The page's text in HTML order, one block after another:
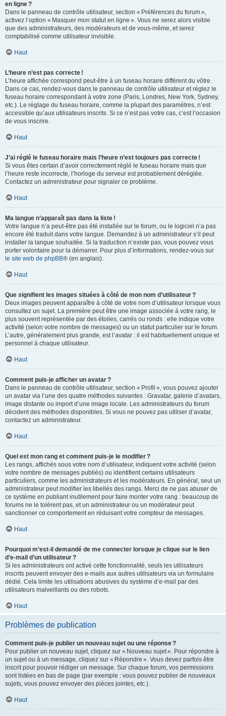
en ligne ?
Dans le panneau de contrôle utilisateur, section « Préférences du forum »,
activez l’option « Masquer mon statut en ligne ». Vous ne serez alors visible
que des administrateurs, des modérateurs et de vous-même, et serez
comptabilisé comme utilisateur invisible.
Haut
L’heure n’est pas correcte !
L’heure affichée correspond peut-être à un fuseau horaire différent du vôtre.
Dans ce cas, rendez-vous dans le panneau de contrôle utilisateur et réglez le
fuseau horaire correspondant à votre zone (Paris, Londres, New York, Sydney,
etc.). Le réglage du fuseau horaire, comme la plupart des paramètres, n’est
accessible qu’aux utilisateurs inscrits. Si ce n’est pas votre cas, c’est l’occasion
de vous inscrire.
Haut
J’ai réglé le fuseau horaire mais l’heure n’est toujours pas correcte !
Si vous êtes certain d’avoir correctement réglé le fuseau horaire mais que
l’heure reste incorrecte, l’horloge du serveur est probablement déréglée.
Contactez un administrateur pour signaler ce problème.
Haut
Ma langue n’apparaît pas dans la liste !
Votre langue n’a peut-être pas été installée sur le forum, ou le logiciel n’a pas
encore été traduit dans votre langue. Demandez à un administrateur s’il peut
installer la langue souhaitée. Si la traduction n’existe pas, vous pouvez vous
porter volontaire pour la démarrer. Pour plus d’informations, rendez-vous sur
le site web de phpBB® (en anglais).
Haut
Que signifient les images situées à côté de mon nom d’utilisateur ?
Deux images peuvent apparaître à côté de votre nom d’utilisateur lorsque vous
consultez un sujet. La première peut être une image associée à votre rang, le
plus souvent représentée par des étoiles, carrés ou ronds : elle indique votre
activité (selon votre nombre de messages) ou un statut particulier sur le forum.
L’autre, généralement plus grande, est l’avatar : il est habituellement unique et
personnel à chaque utilisateur.
Haut
Comment puis-je afficher un avatar ?
Dans le panneau de contrôle utilisateur, section « Profil », vous pouvez ajouter
un avatar via l’une des quatre méthodes suivantes : Gravatar, galerie d’avatars,
image distante ou import d’une image locale. Les administrateurs du forum
décident des méthodes disponibles. Si vous ne pouvez pas utiliser d’avatar,
contactez un administrateur.
Haut
Quel est mon rang et comment puis-je le modifier ?
Les rangs, affichés sous votre nom d’utilisateur, indiquent votre activité (selon
votre nombre de messages publiés) ou identifient certains utilisateurs
particuliers, comme les administrateurs et les modérateurs. En général, seul un
administrateur peut modifier les libellés des rangs. Merci de ne pas abuser de
ce système en publiant inutilement pour faire monter votre rang : beaucoup de
forums ne le tolèrent pas, et un administrateur ou un modérateur peut
sanctionner ce comportement en réduisant votre compteur de messages.
Haut
Pourquoi m’est-il demandé de me connecter lorsque je clique sur le lien
d’e-mail d’un utilisateur ?
Si les administrateurs ont activé cette fonctionnalité, seuls les utilisateurs
inscrits peuvent envoyer des e-mails aux autres utilisateurs via un formulaire
dédié. Cela limite les utilisations abusives du système d’e-mail par des
utilisateurs malveillants ou des robots.
Haut
Problèmes de publication
Comment puis-je publier un nouveau sujet ou une réponse ?
Pour publier un nouveau sujet, cliquez sur « Nouveau sujet ». Pour répondre à
un sujet ou à un message, cliquez sur « Répondre ». Vous devez parfois être
inscrit pour pouvoir rédiger un message. Sur chaque forum, vos permissions
sont listées en bas de page (par exemple : vous pouvez publier de nouveaux
sujets, vous pouvez envoyer des pièces jointes, etc.).
Haut